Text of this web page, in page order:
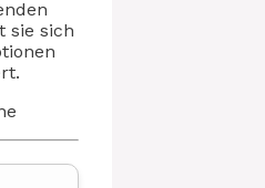
sie sich